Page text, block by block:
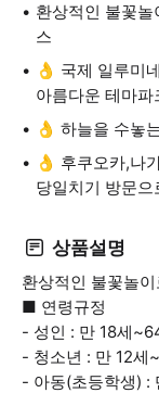
환상적인 불꽃
스
👌 국제 일루미
아름다운 테마
👌 하늘을 수놓
👌 후쿠오카,나
당일치기 방문
상품설명
환상적인 불꽃놀
■ 연령규정
- 성인 : 만 18세
- 청소년 : 만 12세
- 아동(초등학생) :